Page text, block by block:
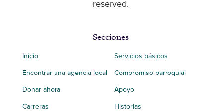
reserved.
Secciones
Inicio
Encontrar una agencia local
Donar ahora
Carreras
Servicios básicos
Compromiso parroquial
Apoyo
Historias